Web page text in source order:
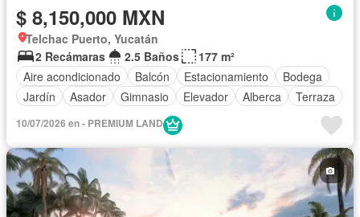
$ 8,150,000 MXN
Telchac Puerto, Yucatán
2 Recámaras
2.5 Baños
177 m²
Aire acondicionado
Balcón Estacionamiento
Bodega
Jardín
Asador Gimnasio Elevador Alberca Terraza
10/07/2026 en - PREMIUM LAND